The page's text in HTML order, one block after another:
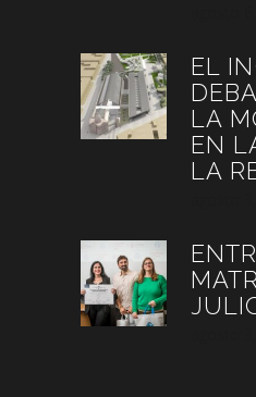
EL
LA
EN
LA